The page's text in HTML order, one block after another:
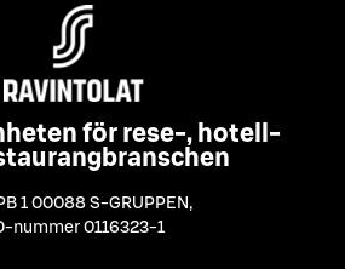
för rese-, hotell-
1 00088 S-GRUPPEN ,
nummer 0116323-1